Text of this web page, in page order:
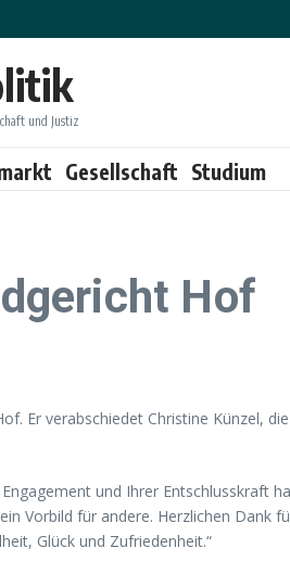
und Justiz
Gesellschaft Studium
Hof
Er verabschiedet Christine Künzel,
und Ihrer Entschlusskraft
Vorbild für andere. Herzlichen Dank
Glück und Zufriedenheit.“